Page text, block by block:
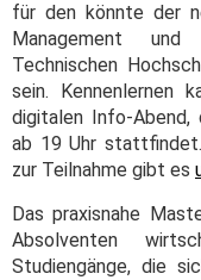
für den könnte der
Management
Technischen
sein. Kennenlernen
digitalen Info-Abend,
ab 19 Uhr
zur Teilnahme gibt es
Das praxisnahe
Absolventen
Studiengänge, die